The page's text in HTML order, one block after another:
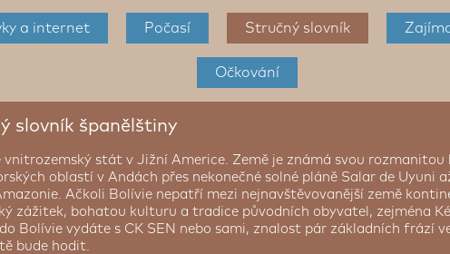
a internet Počasí Stručný slovník
Očkování
slovník španělštiny
vnitrozemský stát v Jižní Americe. Země je známá svou rozmanitou
oblastí v Andách přes nekonečné solné pláně Salar de Uyuni
Ačkoli Bolívie nepatří mezi nejnavštěvovanější země
zážitek, bohatou kulturu a tradice původních obyvatel, zejména
Bolívie vydáte s CK SEN nebo sami, znalost pár základních frází
bude hodit.